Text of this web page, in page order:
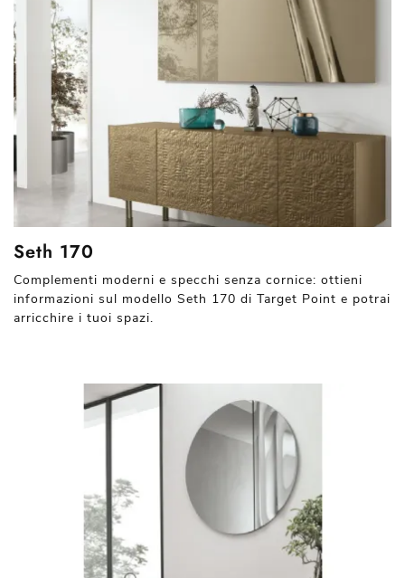
Seth 170
Complementi moderni e specchi senza cornice: ottieni
informazioni sul modello Seth 170 di Target Point e potrai
arricchire i tuoi spazi.